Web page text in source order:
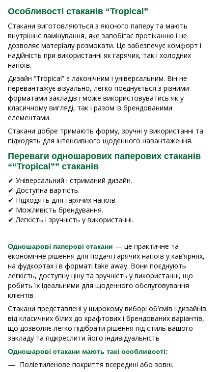
Особливості стаканів “Tropical”
Стакани виготовляються з якісного паперу та мають
внутрішнє ламінування, яке запобігає протіканню і не
дозволяє матеріалу розмокати. Це забезпечує комфорт і
надійність при використанні як гарячих, так і холодних
напоїв.
Дизайн “Tropical” є лаконічним і універсальним. Він не
перевантажує візуально, легко поєднується з різними
форматами закладів і може використовуватись як у
класичному вигляді, так і разом із брендованими
елементами.
Стакани добре тримають форму, зручні у використанні та
підходять для інтенсивного щоденного навантаження.
Переваги одношарових паперових стаканів
““Tropical”” стаканів
✔ Універсальний і стриманий дизайн.
✔ Доступна вартість.
✔ Підходять для гарячих напоїв.
✔ Можливість брендування.
✔ Легкість і зручність у використанні.
Одношарові паперові стакани — це практичне та
економічне рішення для подачі гарячих напоїв у кав’ярнях,
на фудкортах і в форматі take away. Вони поєднують
легкість, доступну ціну та зручність у використанні, що
робить їх ідеальними для щоденного обслуговування
клієнтів.
Стакани представлені у широкому виборі об’ємів і дизайнів:
від класичних білих до крафтових і брендованих варіантів,
що дозволяє легко підібрати рішення під стиль вашого
закладу та підкреслити його індивідуальність
Одношарові стакани мають такі особливості:
Поліетиленове покриття всередині або зовні.